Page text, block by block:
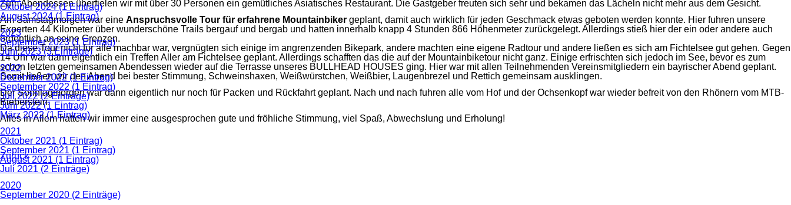
Zum Abendessen überfielen wir mit über 30 Personen ein gemütliches Asiatisches Restaurant. Die Gastgeber freuten sich sehr und bekamen das Lächeln nicht mehr aus dem Gesicht.
Am Samstagmorgen war eine Anspruchsvolle Tour für erfahrene Mountainbiker geplant, damit auch wirklich für jeden Geschmack etwas geboten werden konnte. Hier fuhren unsere
Experten 44 Kilometer über wunderschöne Trails bergauf und bergab und hatten innerhalb knapp 4 Stunden 866 Höhenmeter zurückgelegt. Allerdings stieß hier der ein oder andere auch
ordentlich an seine Grenzen.
Da diese Tour nicht für alle machbar war, vergnügten sich einige im angrenzenden Bikepark, andere machten eine eigene Radtour und andere ließen es sich am Fichtelsee gut gehen. Gegen
14 Uhr war dann eigentlich ein Treffen Aller am Fichtelsee geplant. Allerdings schafften das die auf der Mountainbiketour nicht ganz. Einige erfrischten sich jedoch im See, bevor es zum
schon letzten gemeinsamen Abendessen wieder auf die Terrasse unseres BULLHEAD HOUSES ging. Hier war mit allen Teilnehmenden Vereinsmitgliedern ein bayrischer Abend geplant.
Somit ließen wir den Abend bei bester Stimmung, Schweinshaxen, Weißwürstchen, Weißbier, Laugenbrezel und Rettich gemeinsam ausklingen.
Der Sonntagmorgen war dann eigentlich nur noch für Packen und Rückfahrt geplant. Nach und nach fuhren alle vom Hof und der Ochsenkopf war wieder befreit von den Rhönern vom MTB-
Bieberstein.
Alles in Allem hatten wir immer eine ausgesprochen gute und fröhliche Stimmung, viel Spaß, Abwechslung und Erholung!
Zurück
Oktober 2024 (1 Eintrag)
August 2024 (1 Eintrag)
2023
September 2023 (1 Eintrag)
Juni 2023 (3 Einträge)
2022
Dezember 2022 (1 Eintrag)
September 2022 (1 Eintrag)
Juli 2022 (2 Einträge)
Juni 2022 (1 Eintrag)
März 2022 (1 Eintrag)
2021
Oktober 2021 (1 Eintrag)
September 2021 (1 Eintrag)
August 2021 (1 Eintrag)
Juli 2021 (2 Einträge)
2020
September 2020 (2 Einträge)